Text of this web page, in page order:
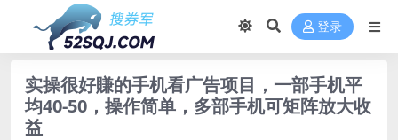
登录
实操很好賺的手机看广告项目，一部手机平
均40-50，操作简单，多部手机可矩阵放大收
益